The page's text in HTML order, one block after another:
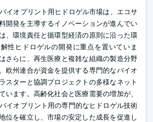
イオプリント用ヒドロゲル市場は、エコサ
開発を主導するイノベーションが進んでい
、環境責任と循環型経済の原則に沿った環
性ヒドロゲルの開発に重点を置いていま
さらに、再生医療と複雑な組織の製造分野
欧州連合が資金を提供する専門的なバイオ
スターと協調プロジェクトの多様なネット
います。高齢化社会と医療需要の増加が、
イオプリント用の専門的なヒドロゲル技術
位を確立し、市場の安定した成長を促進し